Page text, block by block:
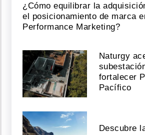
¿Cómo equilibrar la
el posicionamiento de marca
Performance Marketing?
Naturgy
fortalecer
Pacífico
Descubre